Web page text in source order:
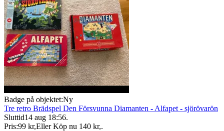
Badge på objektet:Ny
Tre retro Brädspel Den Försvunna Diamanten - Alfapet - sjörövarön
Sluttid14 aug 18:56.
Pris:99 kr,Eller Köp nu 140 kr,.